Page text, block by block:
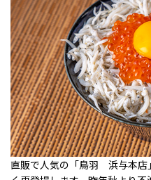
直販で人気の「鳥羽 浜与本店